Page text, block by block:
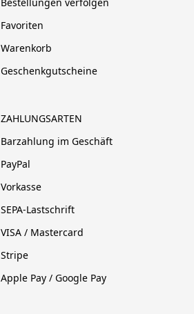
Favoriten
Warenkorb
Geschenkgutscheine
ZAHLUNGSARTEN
Barzahlung im Geschäft
PayPal
Vorkasse
SEPA-Lastschrift
VISA / Mastercard
Stripe
Apple Pay / Google Pay